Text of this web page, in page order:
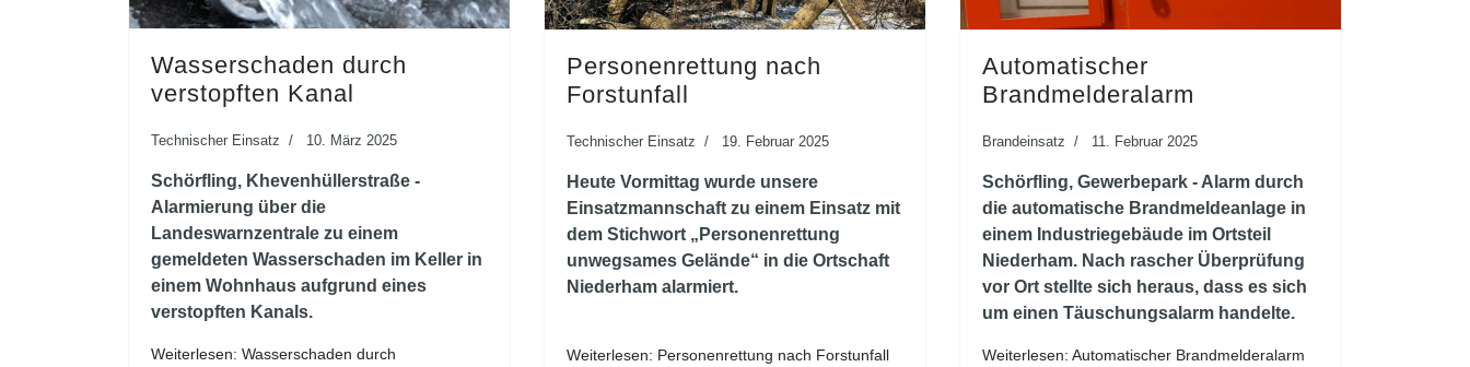
Wasserschaden durch
verstopften Kanal
Technischer Einsatz 10. März 2025
Schörfling, Khevenhüllerstraße -
Alarmierung über die
Landeswarnzentrale zu einem
gemeldeten Wasserschaden im Keller in
einem Wohnhaus aufgrund eines
verstopften Kanals.
Weiterlesen: Wasserschaden durch
Personenrettung nach
Forstunfall
Technischer Einsatz 19. Februar 2025
Heute Vormittag wurde unsere
Einsatzmannschaft zu einem Einsatz mit
dem Stichwort „Personenrettung
unwegsames Gelände“ in die Ortschaft
Niederham alarmiert.
Weiterlesen: Personenrettung nach Forstunfall
Automatischer
Brandmelderalarm
Brandeinsatz 11. Februar 2025
Schörfling, Gewerbepark - Alarm durch
die automatische Brandmeldeanlage in
einem Industriegebäude im Ortsteil
Niederham. Nach rascher Überprüfung
vor Ort stellte sich heraus, dass es sich
um einen Täuschungsalarm handelte.
Weiterlesen: Automatischer Brandmelderalarm